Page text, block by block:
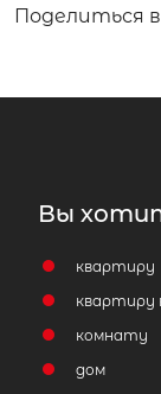
Поделиться в
Вы
квартиру
квартиру
комнату
дом